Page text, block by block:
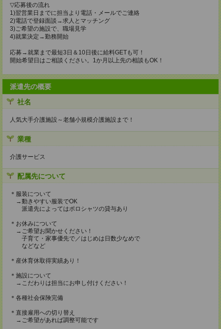
▽応募後の流れ
1)翌営業日までに担当より電話・メールでご連絡
2)電話で登録面談→求人とマッチング
3)ご希望の施設で、職場見学
4)就業決定→勤務開始
応募→就業まで最短3日＆10日後に給料GETも可！
開始希望日はご相談ください。1か月以上先の相談もOK！
派遣先の概要
社名
人気大手介護施設～老舗小規模介護施設まで！
業種
介護サービス
配属先について
＊服装について
→動きやすい服装でOK
派遣先によってはポロシャツの貸与あり
＊お休みについて
→ご希望お聞かせください！
子育て・家事優先で／はじめは日数少なめで
などなど
＊産休育休取得実績あり！
＊施設について
→こだわりは担当にお申し付けください！
＊各種社会保険完備
＊直接雇用への切り替え
→ご希望があれば調整可能です